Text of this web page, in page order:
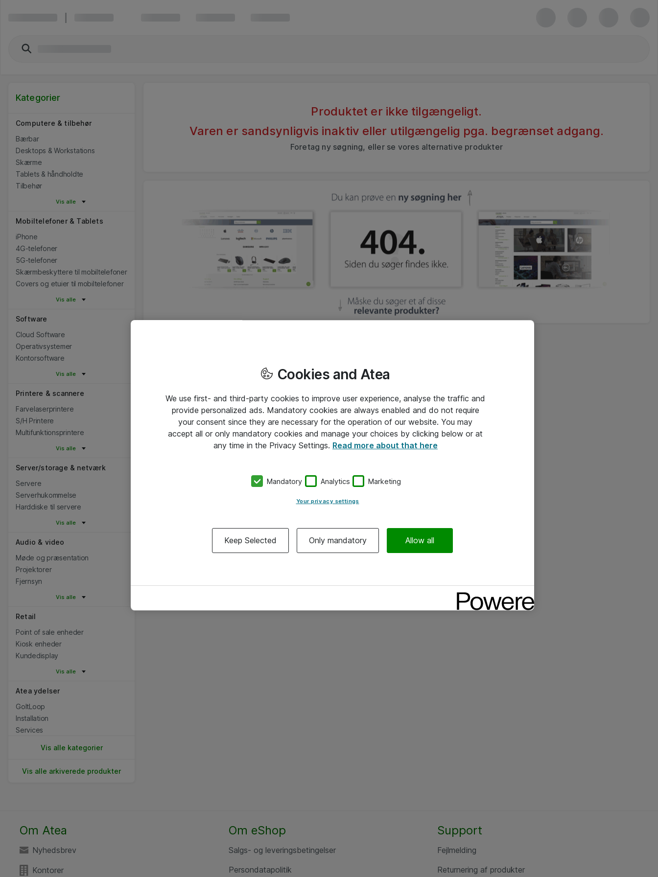
Kategorier
Computere & tilbehør
Bærbar
Desktops & Workstations
Skærme
Tablets & håndholdte
Tilbehør
Vis alle
Mobiltelefoner & Tablets
iPhone
4G-telefoner
5G-telefoner
Skærmbeskyttere til mobiltelefoner
Covers og etuier til mobiltelefoner
Vis alle
Software
Cloud Software
Operativsystemer
Kontorsoftware
Vis alle
Printere & scannere
Farvelaserprintere
S/H Printere
Multifunktionsprintere
Vis alle
Server/storage & netværk
Servere
Serverhukommelse
Harddiske til servere
Vis alle
Audio & video
Møde og præsentation
Projektorer
Fjernsyn
Vis alle
Retail
Point of sale enheder
Kiosk enheder
Kundedisplay
Vis alle
Atea ydelser
GoItLoop
Installation
Services
Vis alle kategorier
Vis alle arkiverede produkter
Produktet er ikke tilgængeligt.
Varen er sandsynligvis inaktiv eller utilgængelig pga. begrænset adgang.
Foretag ny søgning, eller se vores alternative produkter
Om Atea
Nyhedsbrev
Kontorer
Om eShop
Salgs- og leveringsbetingelser
Persondatapolitik
Support
Fejlmelding
Returnering af produkter
Cookies and Atea
We use first- and third-party cookies to improve user experience, analyse the traffic and
provide personalized ads. Mandatory cookies are always enabled and do not require
your consent since they are necessary for the operation of our website. You may
accept all or only mandatory cookies and manage your choices by clicking below or at
any time in the Privacy Settings. Read more about that here
Mandatory Analytics Marketing
Your privacy settings
Keep Selected Only mandatory Allow all